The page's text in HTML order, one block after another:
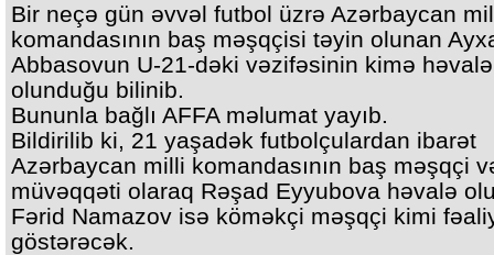
Bir neçə gün əvvəl futbol üzrə Azərbaycan
komandasının baş məşqçisi təyin olunan
Abbasovun U-21-dəki vəzifəsinin kimə həvalə
olunduğu bilinib.
Bununla bağlı AFFA məlumat yayıb.
Bildirilib ki, 21 yaşadək futbolçulardan ibarət
Azərbaycan milli komandasının baş məşqçi
müvəqqəti olaraq Rəşad Eyyubova həvalə
Fərid Namazov isə köməkçi məşqçi kimi
göstərəcək.